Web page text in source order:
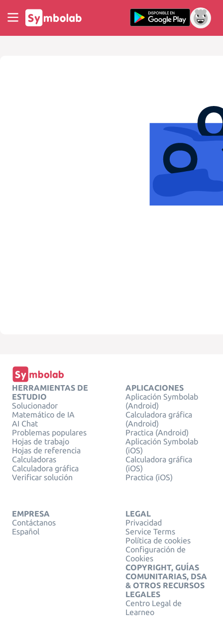
HERRAMIENTAS DE
ESTUDIO
Solucionador
Matemático de IA
AI Chat
Problemas populares
Hojas de trabajo
Hojas de referencia
Calculadoras
Calculadora gráfica
Verificar solución
APLICACIONES
Aplicación Symbolab
(Android)
Calculadora gráfica
(Android)
Practica (Android)
Aplicación Symbolab
(iOS)
Calculadora gráfica
(iOS)
Practica (iOS)
EMPRESA
Contáctanos
Español
LEGAL
Privacidad
Service Terms
Política de cookies
Configuración de
Cookies
COPYRIGHT, GUÍAS
COMUNITARIAS, DSA
& OTROS RECURSOS
LEGALES
Centro Legal de
Learneo